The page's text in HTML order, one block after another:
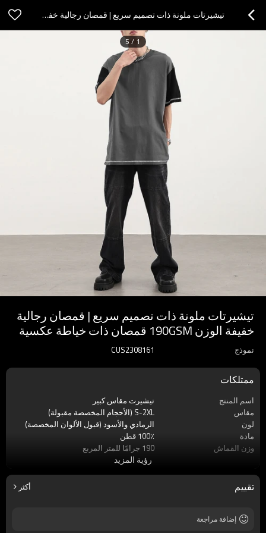
تيشيرتات ملونة ذات تصميم سريع | قمصان رجالية خفيفة الوزن 190GSM قمصان ذات خياطة عكسية
1
/
5
تيشيرتات ملونة ذات تصميم سريع | قمصان رجالية
خفيفة الوزن 190GSM قمصان ذات خياطة عكسية
نموذج CUS2308161
ممتلكات
اسم المنتج
تيشيرت مقاس كبير
مقاس
S-2XL (الأحجام المخصصة مقبولة)
لون
الرمادي والأسود (قبول الألوان المخصصة)
مادة
100٪ قطن
وزن القماش
190 جرامًا للمتر المربع
قبول التسمية المخصصة
ماركة
اللمسات الظلام
موسم
رؤية المزيد
تقييم أكثر
إضافة مراجعة